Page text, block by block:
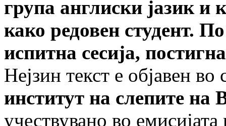
група англиски јазик и
како редовен студент.
испитна сесија,
Нејзин текст е објавен во
институт на слепите на
учествувано во